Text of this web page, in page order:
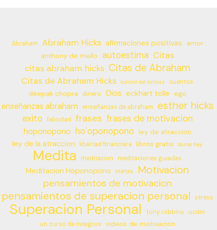
Abraham Abraham Hicks afirmaciones positivas
amor
anthony de mello
autoestima Citas
citas abraham hicks Citas de Abraham
Citas de Abraham Hicks control del estress cuentos
deepak chopra dinero Dios eckhart tolle ego
enseñanzas abraham enseñanzas de abraham esther hicks
exito felicidad frases frases de motivacion
hoponopono ho’oponopono ley de atraccion
ley de la atraccion libertad financiera libros gratis louise hay
Medita meditacion meditaciones guiadas
Meditacion Hoponopono metas Motivacion
pensamientos de motivacion
pensamientos de superacion personal stress
Superacion Personal tony robbins
ucdm
un curso de milagros
videos de motivacion